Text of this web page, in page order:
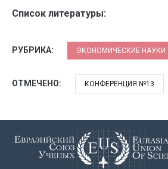
Список литературы:
РУБРИКА: ЭКОНОМИЧЕСКИЕ НАУКИ
ОТМЕЧЕНО: КОНФЕРЕНЦИЯ №13